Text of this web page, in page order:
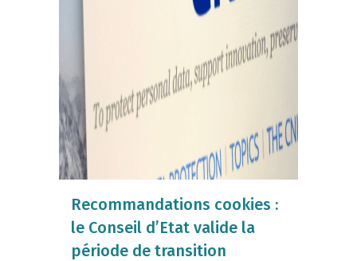
Recommandations cookies :
le Conseil d’Etat valide la
période de transition